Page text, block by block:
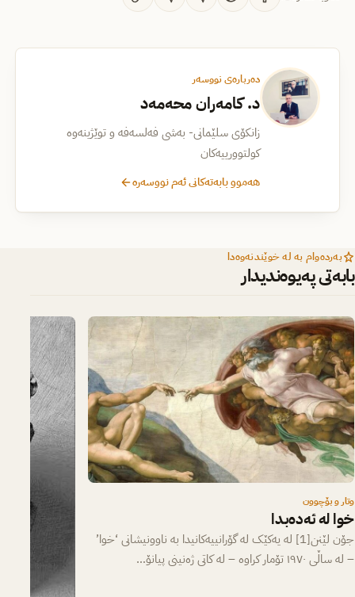
دەربارەی نووسەر
د. کامەران محەمەد
زانکۆی سلێمانی- بەشی فەلسەفە و توێژینەوە
کولتوورییەکان
هەموو بابەتەکانی ئەم نووسەرە
بەردەوام بە لە خوێندنەوەدا
بابەتی پەیوەندیدار
وتار و بۆچوون
خوا لە ئەدەبدا
جۆن لێنن[1] لە یەکێک لە گۆرانییەکانیدا بە ناوونیشانی ‘خوا’
– لە ساڵی ١٩٧٠ تۆمار کراوە – لە کاتی ژەنینی پیانۆ…